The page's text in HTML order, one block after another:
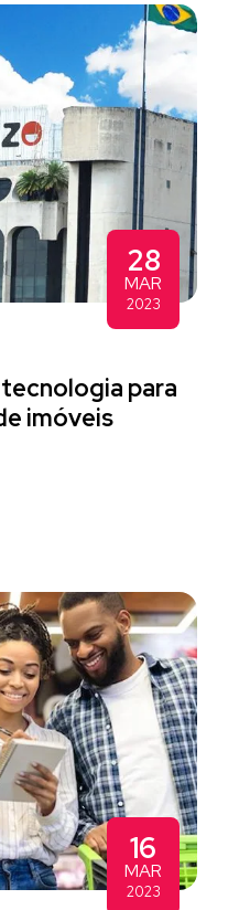
28
MAR
2023
para
imóveis
16
MAR
2023